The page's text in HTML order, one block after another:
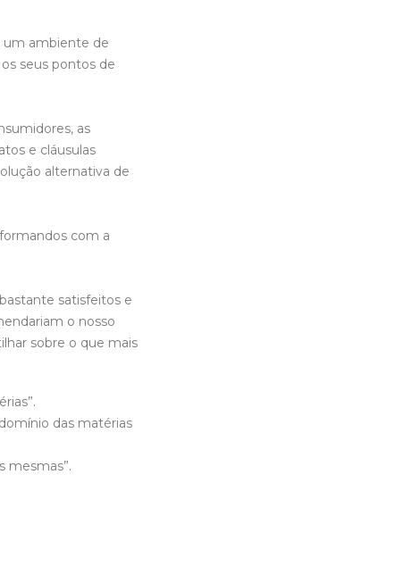
um ambiente de
seus pontos de
as
e cláusulas
alternativa de
com a
satisfeitos e
o nosso
sobre o que mais
das matérias
mesmas”.